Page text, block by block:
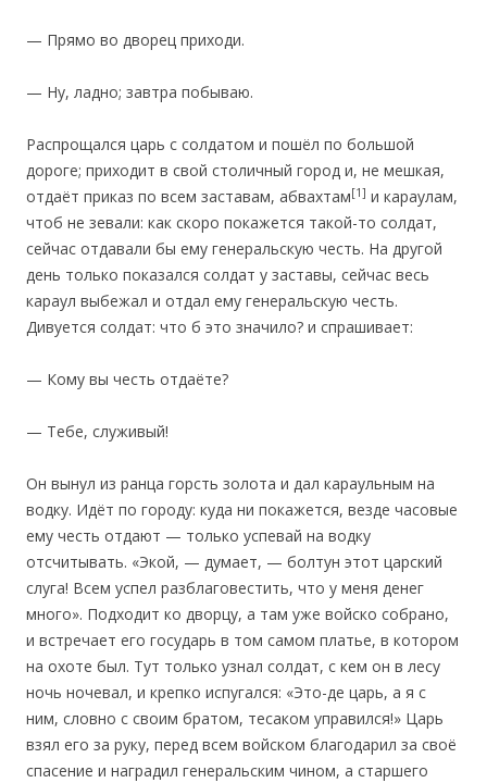
— Прямо во дворец приходи.
— Ну, ладно; завтра побываю.
‎Распрощался царь с солдатом и пошёл по большой
дороге; приходит в свой столичный город и, не мешкая,
отдаёт приказ по всем заставам, абвахтам[1] и караулам,
чтоб не зевали: как скоро покажется такой-то солдат,
сейчас отдавали бы ему генеральскую честь. На другой
день только показался солдат у заставы, сейчас весь
караул выбежал и отдал ему генеральскую честь.
Дивуется солдат: что б это значило? и спрашивает:
— Кому вы честь отдаёте?
— Тебе, служивый!
Он вынул из ранца горсть золота и дал караульным на
водку. Идёт по городу: куда ни покажется, везде часовые
ему честь отдают — только успевай на водку
отсчитывать. «Экой, — думает, — болтун этот царский
слуга! Всем успел разблаговестить, что у меня денег
много». Подходит ко дворцу, а там уже войско собрано,
и встречает его государь в том самом платье, в котором
на охоте был. Тут только узнал солдат, с кем он в лесу
ночь ночевал, и крепко испугался: «Это-де царь, а я с
ним, словно с своим братом, тесаком управился!» Царь
взял его за руку, перед всем войском благодарил за своё
спасение и наградил генеральским чином, а старшего